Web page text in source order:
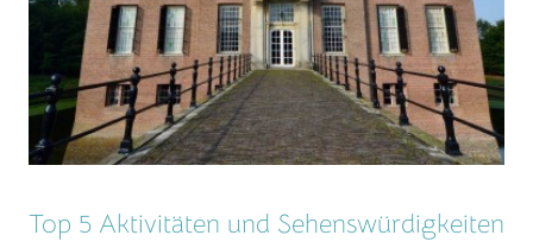
Top 5 Aktivitäten und Sehenswürdigkeiten